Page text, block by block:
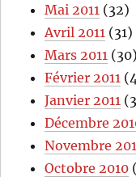
Mai 2011 (32)
Avril 2011 (31)
Mars 2011 (30)
Février 2011
Janvier 2011
Décembre
Novembre
Octobre 2010